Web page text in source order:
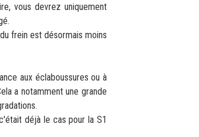
vous devrez uniquement
frein est désormais moins
aux éclaboussures ou à
a notamment une grande
déjà le cas pour la S1